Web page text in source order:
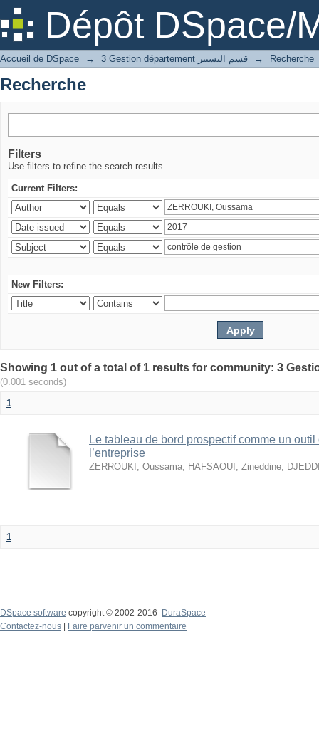
Dépôt DSpace/
Recherche
Accueil de DSpace → 3 Gestion département قسم التسيير → Recherche
Recherche
Filters
Use filters to refine the search results.
Current Filters:
New Filters:
(0.001 seconds)
1
Le tableau de bord prospectif comme un
l’entreprise
ZERROUKI, Oussama; HAFSAOUI, Zineddine;
1
DSpace software copyright © 2002-2016
DuraSpace
Contactez-nous
Faire parvenir un commentaire